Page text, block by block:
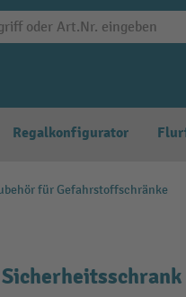
Regalkonfigurator
für Gefahrstoffschränke